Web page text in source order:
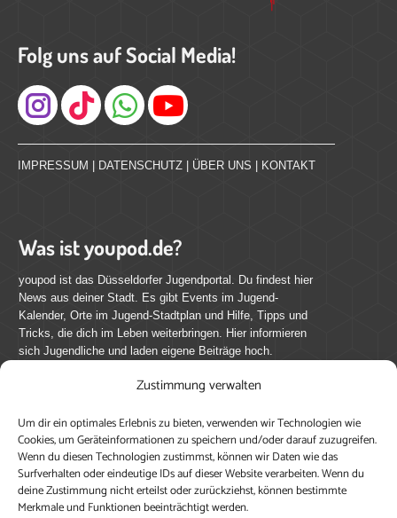
Zustimmung verwalten
Um dir ein optimales Erlebnis zu bieten, verwenden wir Technologien wie
Cookies, um Geräteinformationen zu speichern und/oder darauf zuzugreifen.
Wenn du diesen Technologien zustimmst, können wir Daten wie das
Surfverhalten oder eindeutige IDs auf dieser Website verarbeiten. Wenn du
deine Zustimmung nicht erteilst oder zurückziehst, können bestimmte
Merkmale und Funktionen beeinträchtigt werden.
Folg uns auf Social Media!
Instagram
IMPRESSUM DATENSCHUTZ ÜBER UNS KONTAKT
Was ist youpod.de?
youpod ist das Düsseldorfer Jugendportal. Du findest hier
News aus deiner Stadt. Es gibt Events im Jugend-
Kalender, Orte im Jugend-Stadtplan und Hilfe, Tipps und
Tricks, die dich im Leben weiterbringen. Hier informieren
sich Jugendliche und laden eigene Beiträge hoch.
Mach mit bei youpod.de!
youpod.de lebt von Menschen wie dir. Sammel
journalistische Erfahrung, teile deine Perspektive und
veröffentliche deine Beiträge auf youpod.de.Du musst
dich anmelden, um alle Funktionen nutzen zu können, ein
Profil anzulegen, eigene Beiträge hochzuladen und zu